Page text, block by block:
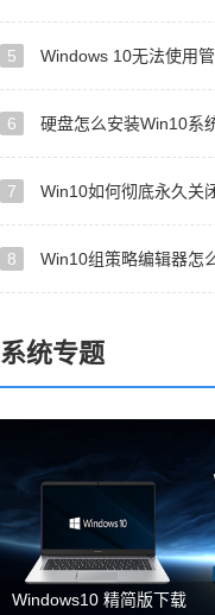
5 Windows 10无法使用
6 硬盘怎么安装Win10系
7 Win10如何彻底永久关
8 Win10组策略编辑器怎
系统专题
Windows10 精简版下载